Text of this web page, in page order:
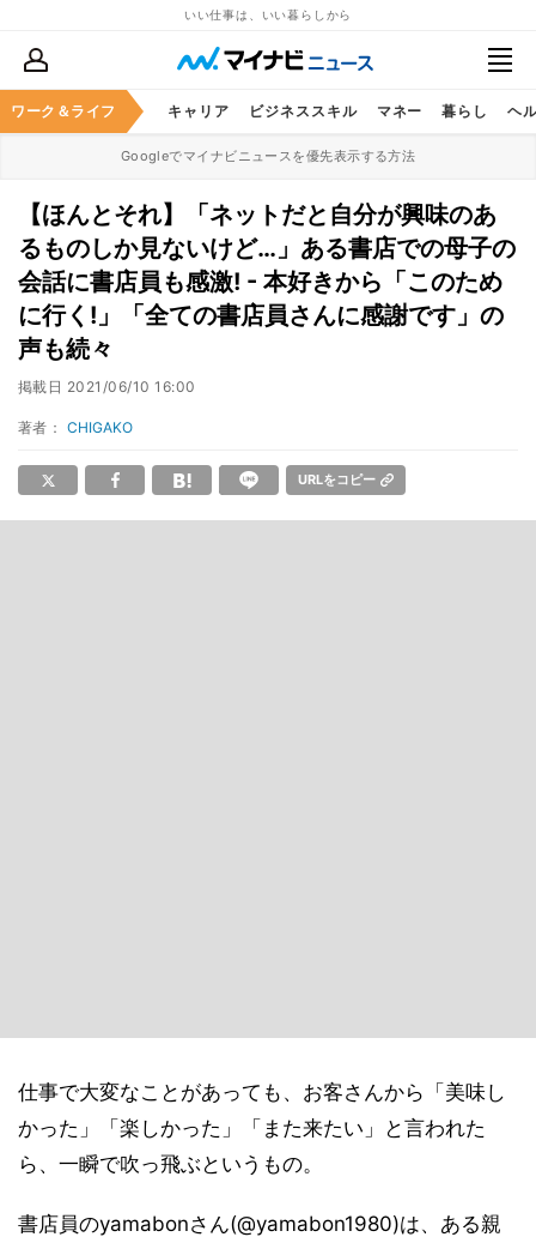
いい仕事は、いい暮らしから
ワーク＆ライフ キャリア ビジネススキル マネー 暮らし ヘ
Googleでマイナビニュースを優先表示する方法
【ほんとそれ】「ネットだと自分が興味のあ
るものしか見ないけど…」ある書店での母子の
会話に書店員も感激! - 本好きから「このため
に行く!」「全ての書店員さんに感謝です」の
声も続々
掲載日 2021/06/10 16:00
著者： CHIGAKO
URLをコピー
仕事で大変なことがあっても、お客さんから「美味し
かった」「楽しかった」「また来たい」と言われた
ら、一瞬で吹っ飛ぶというもの。
書店員のyamabonさん(@yamabon1980)は、ある親